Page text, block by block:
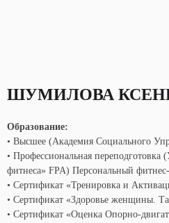
ШУМИЛОВА
Образование:
• Высшее (Академия Социального
• Профессиональная
фитнеса» FPA) Персональный
• Сертификат «Тренировка и
• Сертификат «Здоровье женщины.
• Сертификат «Оценка Опорно-